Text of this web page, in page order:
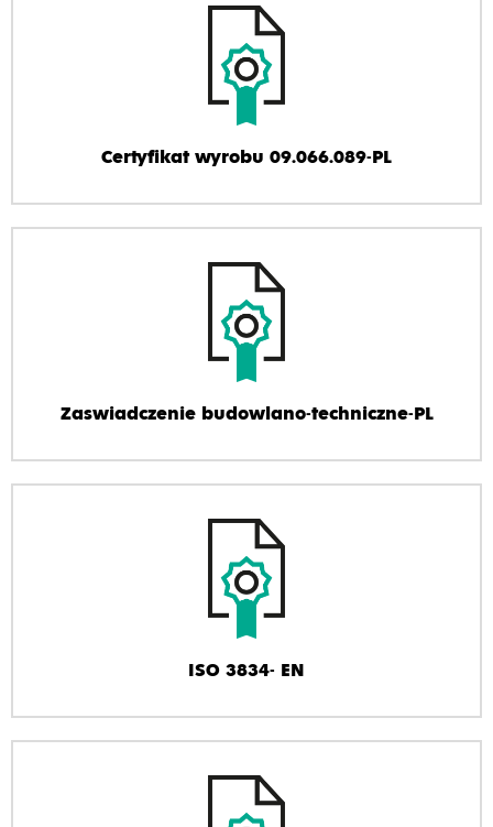
Certyfikat wyrobu 09.066.089-PL
Zaswiadczenie budowlano-techniczne-PL
ISO 3834- EN